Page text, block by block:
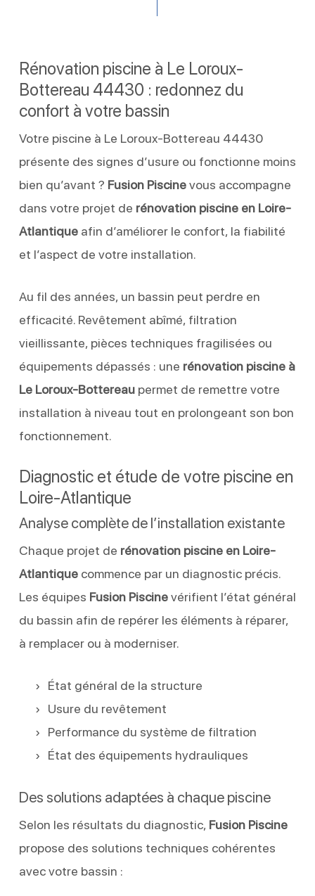
Rénovation piscine à Le Loroux-
Bottereau 44430 : redonnez du
confort à votre bassin
Votre piscine à Le Loroux-Bottereau 44430
présente des signes d’usure ou fonctionne moins
bien qu’avant ? Fusion Piscinevous accompagne
dans votre projet de rénovation piscine en Loire-
Atlantiqueafin d’améliorer le confort, la fiabilité
et l’aspect de votre installation.
Au fil des années, un bassin peut perdre en
efficacité. Revêtement abîmé, filtration
vieillissante, pièces techniques fragilisées ou
équipements dépassés : une rénovation piscine à
Le Loroux-Bottereaupermet de remettre votre
installation à niveau tout en prolongeant son bon
fonctionnement.
Diagnostic et étude de votre piscine en
Loire-Atlantique
Analyse complète de l’installation existante
Chaque projet de rénovation piscine en Loire-
Atlantiquecommence par un diagnostic précis.
Les équipes Fusion Piscinevérifient l’état général
du bassin afin de repérer les éléments à réparer,
à remplacer ou à moderniser.
État général de la structure
Usure du revêtement
Performance du système de filtration
État des équipements hydrauliques
Des solutions adaptées à chaque piscine
Selon les résultats du diagnostic, Fusion Piscine
propose des solutions techniques cohérentes
avec votre bassin :